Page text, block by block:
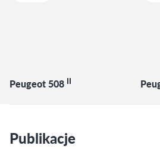
Peugeot 508 II
Publikacje